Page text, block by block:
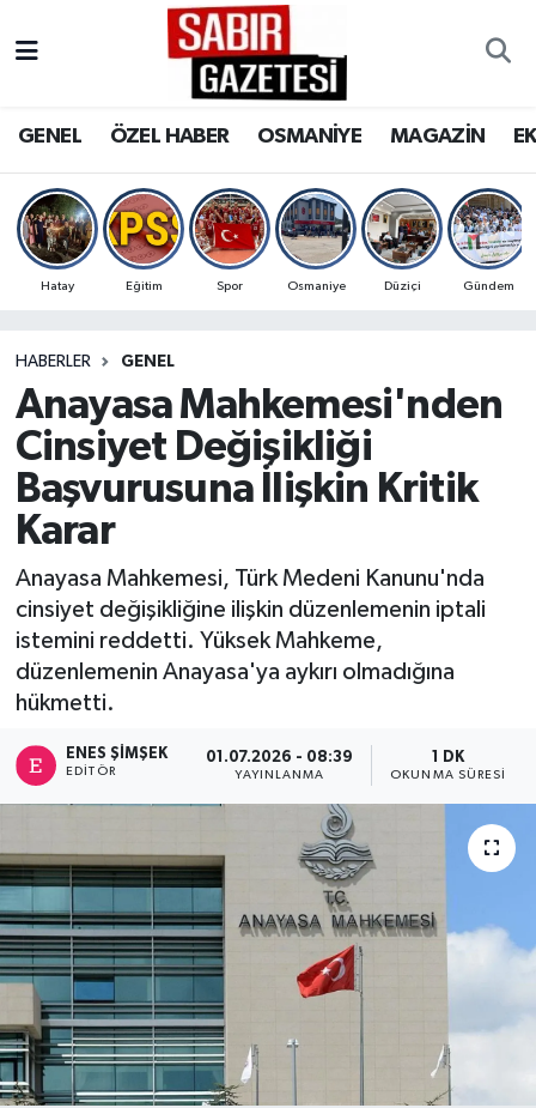
GENEL ÖZEL HABER OSMANİYE MAGAZİN
Hatay Eğitim Spor Osmaniye Düziçi Gündem
HABERLER GENEL
Anayasa Mahkemesi'nden
Cinsiyet Değişikliği
Başvurusuna İlişkin Kritik
Karar
Anayasa Mahkemesi, Türk Medeni Kanunu'nda
cinsiyet değişikliğine ilişkin düzenlemenin iptali
istemini reddetti. Yüksek Mahkeme,
düzenlemenin Anayasa'ya aykırı olmadığına
hükmetti.
ENES ŞIMŞEK
EDITÖR
01.07.2026 - 08:39
YAYINLANMA
1 DK
OKUNMA SÜRESI
OSMANİYE
MAGAZİN
SPOR
RESMİ İLANLAR
Osmaniye Nöbetçi Eczaneler
Osmaniye Trafik Yoğunluk Haritası
Süper Lig Puan Durumu ve Fikstür
Son Dakika Haberleri
Haber Arşivi